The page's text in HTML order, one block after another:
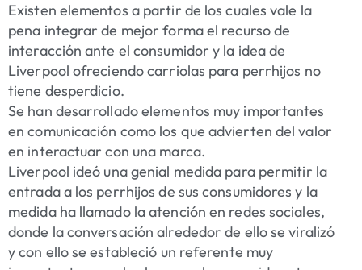
Existen elementos a partir de los cuales vale la
pena integrar de mejor forma el recurso de
interacción ante el consumidor y la idea de
Liverpool ofreciendo carriolas para perrhijos no
tiene desperdicio.
Se han desarrollado elementos muy importantes
en comunicación como los que advierten del valor
en interactuar con una marca.
Liverpool ideó una genial medida para permitir la
entrada a los perrhijos de sus consumidores y la
medida ha llamado la atención en redes sociales,
donde la conversación alrededor de ello se viralizó
y con ello se estableció un referente muy